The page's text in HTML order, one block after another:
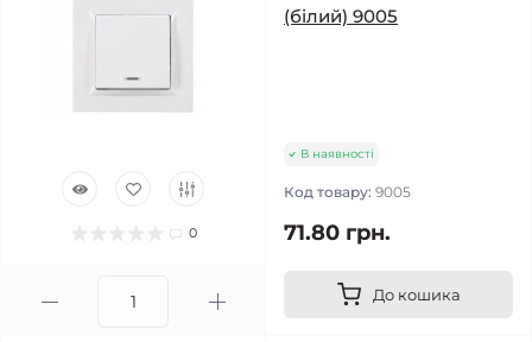
0
(білий) 9005
В наявності
Код товару: 9005
71.80 грн.
До кошика